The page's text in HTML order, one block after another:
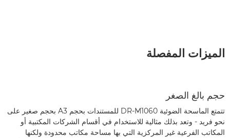
الميزات المفصلة
حجم بالغ الصغر
تتمتع الماسحة الضوئية DR-M1060 للمستندات بحجم A3 بحجم صغير على
نحو فريد - وتعد بذلك مثالية للاستخدام في أقسام الشركات المكتبية أو
المكاتب الفرعية غير المركزية التي بها مساحة مكاتب محدودة ولكنها